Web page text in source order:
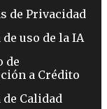
de Privacidad
uso de la IA
de
a Crédito
Calidad